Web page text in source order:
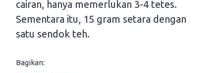
cairan, hanya memerlukan 3-4 tetes.
Sementara itu, 15 gram setara dengan
satu sendok teh.
Bagikan: